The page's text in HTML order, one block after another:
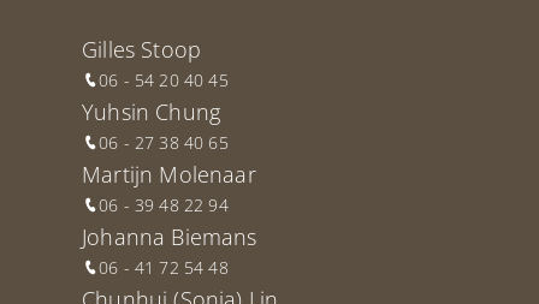
Gilles Stoop
06 - 54 20 40 45
Yuhsin Chung
06 - 27 38 40 65
Martijn Molenaar
06 - 39 48 22 94
Johanna Biemans
06 - 41 72 54 48